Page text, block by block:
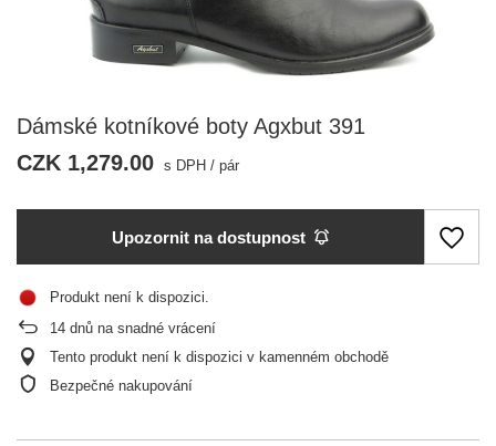
Dámské kotníkové boty Agxbut 391
CZK 1,279.00 s DPH / pár
Upozornit na dostupnost
Produkt není k dispozici
14 dnů na snadné vrácení
Tento produkt není k dispozici v kamenném obchodě
Bezpečné nakupování